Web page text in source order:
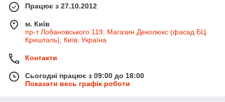
Працює з 27.10.2012
м. Київ
пр-т Лобановського 119, Магазин Деколюкс (фасад БЦ
Кришталь), Київ, Україна
Контакти
Сьогодні працює з 09:00 до 18:00
Показати весь графік роботи